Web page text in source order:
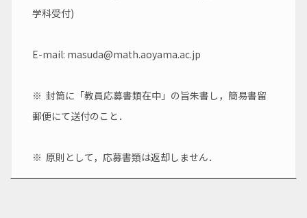
学科受付)
E-mail: masuda@math.aoyama.ac.jp
※  封筒に「教員応募書類在中」の旨朱書し，簡易書留
郵便にて送付のこと．
※  原則として，応募書類は返却しません．